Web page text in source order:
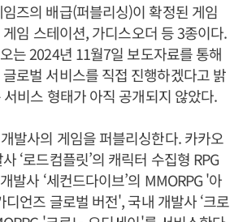
즈의 배급(퍼블리싱)이 확정된 게임
임 스테이션, 가디스오더 등 3종이다.
는 2024년 11월7일 보도자료를 통해
로벌 서비스를 직접 진행하겠다고 밝
비스 형태가 아직 공개되지 않았다.
발사의 게임을 퍼블리싱한다. 카카오
‘로드컴플릿’의 캐릭터 수집형 RPG
발사 ‘세컨드다이브’의 MMORPG '아
언즈 글로벌 버전', 국내 개발사 ‘크로